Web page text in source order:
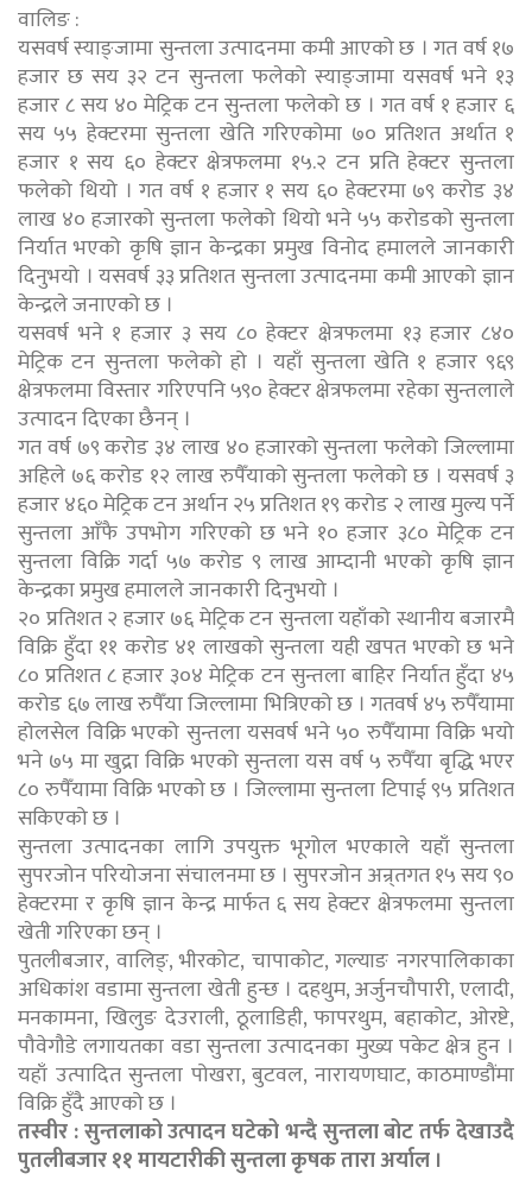
वालिङ :
यसवर्ष स्याङ्जामा सुन्तला उत्पादनमा कमी आएको छ । गत वर्ष १७
हजार छ सय ३२ टन सुन्तला फलेको स्याङ्जामा यसवर्ष भने १३
हजार ८ सय ४० मेट्रिक टन सुन्तला फलेको छ । गत वर्ष १ हजार ६
सय ५५ हेक्टरमा सुन्तला खेति गरिएकोमा ७० प्रतिशत अर्थात १
हजार १ सय ६० हेक्टर क्षेत्रफलमा १५.२ टन प्रति हेक्टर सुन्तला
फलेको थियो । गत वर्ष १ हजार १ सय ६० हेक्टरमा ७९ करोड ३४
लाख ४० हजारको सुन्तला फलेको थियो भने ५५ करोडको सुन्तला
निर्यात भएको कृषि ज्ञान केन्द्रका प्रमुख विनोद हमालले जानकारी
दिनुभयो । यसवर्ष ३३ प्रतिशत सुन्तला उत्पादनमा कमी आएको ज्ञान
केन्द्रले जनाएको छ ।
यसवर्ष भने १ हजार ३ सय ८० हेक्टर क्षेत्रफलमा १३ हजार ८४०
मेट्रिक टन सुन्तला फलेको हो । यहाँ सुन्तला खेति १ हजार ९६९
क्षेत्रफलमा विस्तार गरिएपनि ५९० हेक्टर क्षेत्रफलमा रहेका सुन्तलाले
उत्पादन दिएका छैनन् ।
गत वर्ष ७९ करोड ३४ लाख ४० हजारको सुन्तला फलेको जिल्लामा
अहिले ७६ करोड १२ लाख रुपैँयाको सुन्तला फलेको छ । यसवर्ष ३
हजार ४६० मेट्रिक टन अर्थान २५ प्रतिशत १९ करोड २ लाख मुल्य पर्ने
सुन्तला आँफै उपभोग गरिएको छ भने १० हजार ३८० मेट्रिक टन
सुन्तला विक्रि गर्दा ५७ करोड ९ लाख आम्दानी भएको कृषि ज्ञान
केन्द्रका प्रमुख हमालले जानकारी दिनुभयो ।
२० प्रतिशत २ हजार ७६ मेट्रिक टन सुन्तला यहाँको स्थानीय बजारमै
विक्रि हुँदा ११ करोड ४१ लाखको सुन्तला यही खपत भएको छ भने
८० प्रतिशत ८ हजार ३०४ मेट्रिक टन सुन्तला बाहिर निर्यात हुँदा ४५
करोड ६७ लाख रुपैँया जिल्लामा भित्रिएको छ । गतवर्ष ४५ रुपैँयामा
होलसेल विक्रि भएको सुन्तला यसवर्ष भने ५० रुपैँयामा विक्रि भयो
भने ७५ मा खुद्रा विक्रि भएको सुन्तला यस वर्ष ५ रुपैँया बृद्धि भएर
८० रुपैँयामा विक्रि भएको छ । जिल्लामा सुन्तला टिपाई ९५ प्रतिशत
सकिएको छ ।
सुन्तला उत्पादनका लागि उपयुक्त भूगोल भएकाले यहाँ सुन्तला
सुपरजोन परियोजना संचालनमा छ । सुपरजोन अन्र्तगत १५ सय ९०
हेक्टरमा र कृषि ज्ञान केन्द्र मार्फत ६ सय हेक्टर क्षेत्रफलमा सुन्तला
खेती गरिएका छन् ।
पुतलीबजार, वालिङ्, भीरकोट, चापाकोट, गल्याङ नगरपालिकाका
अधिकांश वडामा सुन्तला खेती हुन्छ । दहथुम, अर्जुनचौपारी, एलादी,
मनकामना, खिलुङ देउराली, ठूलाडिही, फापरथुम, बहाकोट, ओरष्टे,
पौवेगौडे लगायतका वडा सुन्तला उत्पादनका मुख्य पकेट क्षेत्र हुन ।
यहाँ उत्पादित सुन्तला पोखरा, बुटवल, नारायणघाट, काठमाण्डौंमा
विक्रि हुँदै आएको छ ।
तस्वीर : सुन्तलाको उत्पादन घटेको भन्दै सुन्तला बोट तर्फ देखाउदै
पुतलीबजार ११ मायटारीकी सुन्तला कृषक तारा अर्याल ।